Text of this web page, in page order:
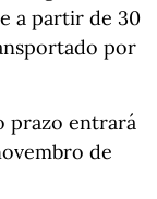
a partir de 30
por
prazo entrará
de